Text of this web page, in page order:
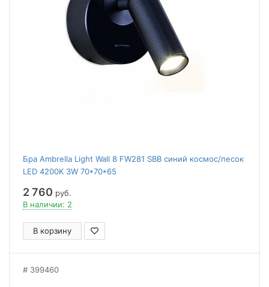
Бра Ambrella Light Wall 8 FW281 SBB синий космос/песок
LED 4200K 3W 70*70*65
2 760 руб.
В наличии: 2
В корзину
399460